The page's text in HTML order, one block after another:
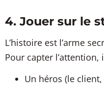
4. Jouer sur le
L’histoire est l’arme
Pour capter l’attention,
Un héros (le